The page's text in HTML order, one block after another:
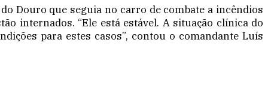
Douro que seguia no carro de combate a incêndios
internados. “Ele está estável. A situação clínica do
para estes casos”, contou o comandante Luís